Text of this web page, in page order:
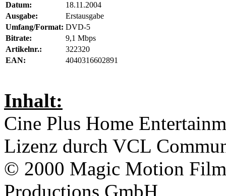
Datum:
18.11.2004
Ausgabe:
Erstausgabe
Umfang/Format: DVD-5
Bitrate:
9,1 Mbps
Artikelnr.:
322320
EAN:
4040316602891
Inhalt:
Cine Plus Home
Lizenz durch VCL
© 2000 Magic Motion
Productions GmbH